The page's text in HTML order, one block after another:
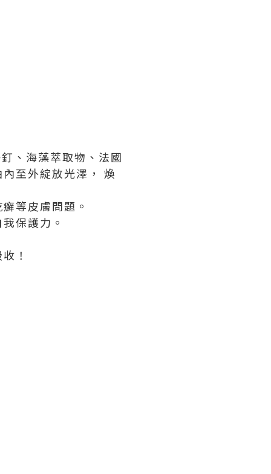
海藻萃取物、法國
至外綻放光澤， 煥
等皮膚問題。
保護力。
！